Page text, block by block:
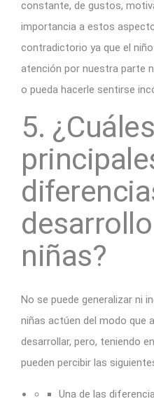
constante, de gustos,
importancia a estos
contradictorio ya que el
atención por nuestra parte
o pueda hacerle sentirse
5.
niñas?
No se puede generalizar ni
niñas actúen del modo que
desarrollar, pero, teniendo
pueden percibir las
Una de las